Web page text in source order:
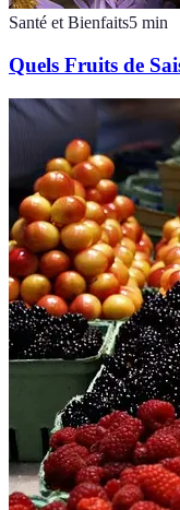
Santé et Bienfaits5 min
Quels Fruits de